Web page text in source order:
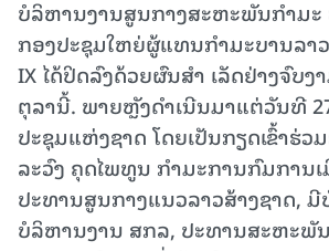
ບໍລິຫານງານສູນກາງສະຫະພັນກຳມະ
ກອງປະຊຸມໃຫຍ່ຜູ້ແທນກຳມະບານລາ
IX ໄດ້ປິດລົງດ້ວຍຜົນສຳ ເລັດຢ່າງຈົບງ
ຕຸລານີ້. ພາຍຫຼັງດຳເນີນມາແຕ່ວັນທີ
ປະຊຸມແຫ່ງຊາດ ໂດຍເປັນກຽດເຂົ້າຮ່
ລະວົງ ຄຸດໄພທູນ ກຳມະການກົມການ
ປະທານສູນກາງແນວລາວສ້າງຊາດ, ມີ
ບໍລິຫານງານ ສກລ, ປະທານສະຫະພັ